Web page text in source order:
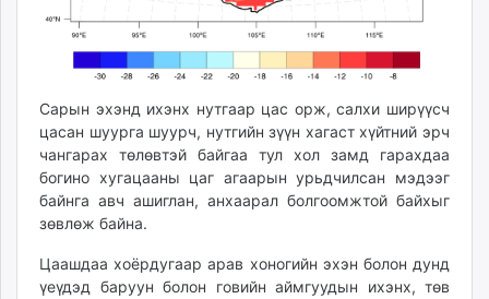
times.mn
tvmongolia.mn
unegui.mn
assa.mn
toim.mn
tac.mn
paparazzi.mn
unread.today
Сарын эхэнд ихэнх нутгаар цас орж, салхи ширүүсч
цасан шуурга шуурч, нутгийн зүүн хагаст хүйтний эрч
чангарах төлөвтэй байгаа тул хол замд гарахдаа
богино хугацааны цаг агаарын урьдчилсан мэдээг
байнга авч ашиглан, анхаарал болгоомжтой байхыг
зөвлөж байна.
Цаашдаа хоёрдугаар арав хоногийн эхэн болон дунд
үеүдэд баруун болон говийн аймгуудын ихэнх, төв